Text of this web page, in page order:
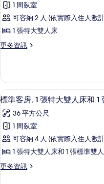
片
床,
無
障
礙,
(Mobility
&
Hearing)
的
所
有
相
片
大
雙
人
床,
障
(Mobility
&
Hearing)
的
詳
情
準
客
1
特
大
雙
人
床,
無
障
礙
1 間臥室
可容納 2 人 (依實際入住人數
1 張特大雙人床
更多資訊
更
客
房,
1
特
大
雙
人
床,
障
顯
示
標
準
客
1
5
標準客房, 1 張特大雙人床和
36 平方公尺
1 間臥室
可容納 4 人 (依實際入住人數
1 張特大雙人床和 1 張標準雙
更多資訊
更